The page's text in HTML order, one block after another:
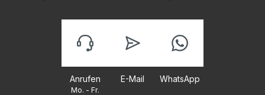
Anrufen
Mo. - Fr.
E-Mail WhatsApp